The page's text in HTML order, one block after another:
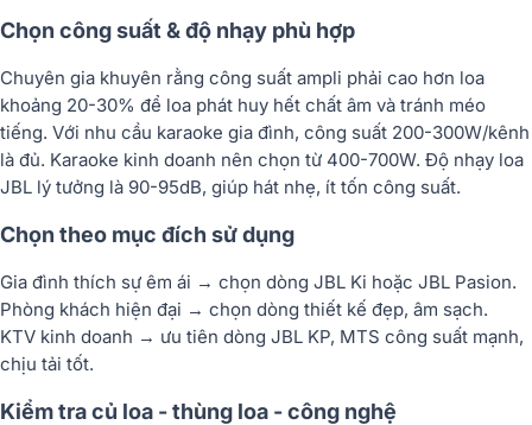
Chọn công suất & độ nhạy phù hợp
Chuyên gia khuyên rằng công suất ampli phải cao hơn loa
khoảng 20-30% để loa phát huy hết chất âm và tránh méo
tiếng. Với nhu cầu karaoke gia đình, công suất 200-300W/kênh
là đủ. Karaoke kinh doanh nên chọn từ 400-700W. Độ nhạy loa
JBL lý tưởng là 90-95dB, giúp hát nhẹ, ít tốn công suất.
Chọn theo mục đích sử dụng
Gia đình thích sự êm ái → chọn dòng JBL Ki hoặc JBL Pasion.
Phòng khách hiện đại → chọn dòng thiết kế đẹp, âm sạch.
KTV kinh doanh → ưu tiên dòng JBL KP, MTS công suất mạnh,
chịu tải tốt.
Kiểm tra củ loa - thùng loa - công nghệ